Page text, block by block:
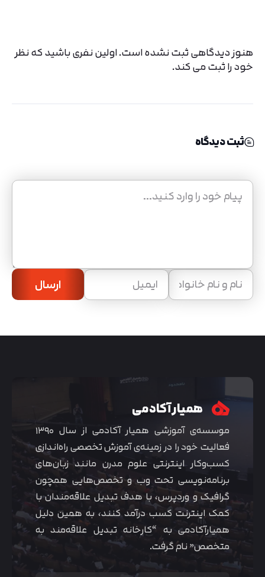
هنوز دیدگاهی ثبت نشده است. اولین نفری باشید که نظر
خود را ثبت می کند.
ثبت دیدگاه
ارسال
همیار آکادمی
موسسه‌ی آموزشی همیار آکادمی از سال ۱۳۹۰
فعالیت خود را در زمینه‌ی آموزش تخصصی راه‌اندازی
کسب‌و‌کار اینترنتی علوم مدرن مانند زبان‌های
برنامه‌نویسی تحت وب و تخصص‌هایی همچون
گرافیک و وردپرس، با هدف تبدیل علاقه‌مندان با
کمک اینترنت کسب درآمد کنند، به همین دلیل
همیارآکادمی به “کارخانه تبدیل علاقه‌مند به
متخصص” نام گرفت.